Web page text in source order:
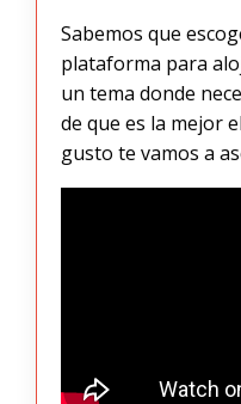
Sabemos que
plataforma para
un tema donde
de que es la mejor
gusto te vamos a